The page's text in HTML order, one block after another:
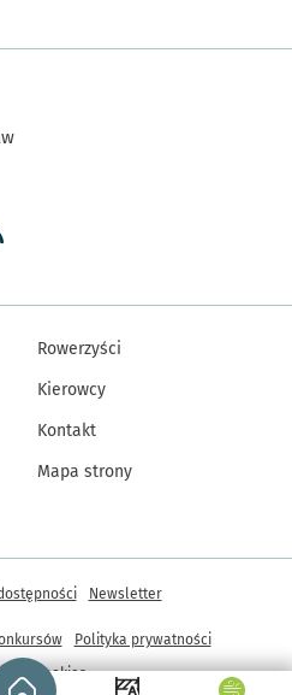
Strona główna - wroclaw.pl
Rowerzyści
Kierowcy
Kontakt
Mapa strony
Newsletter
Polityka prywatności
cookies